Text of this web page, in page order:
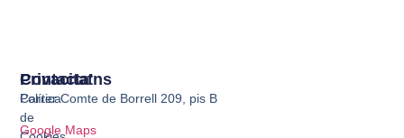
Privacitat
Política
de
Contacta'ns
Carrer Comte de Borrell 209, pis B
Google Maps